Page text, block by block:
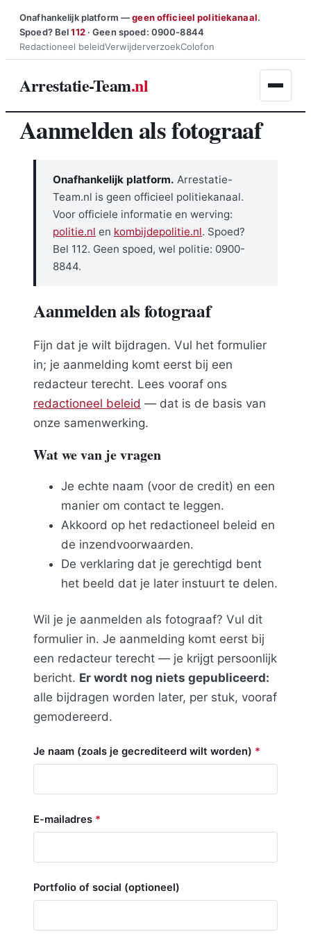
Ga
naar
Onafhankelijk platform —geen officieel politiekanaal.
Spoed? Bel112· Geen spoed: 0900-8844
Redactioneel beleidVerwijderverzoekColofon
Arrestatie-Team.nl
Aanmelden als fotograaf
Onafhankelijk platform. Arrestatie-
Team.nl is geen officieel politiekanaal.
Voor officiele informatie en werving:
politie.nl en kombijdepolitie.nl. Spoed?
Bel 112. Geen spoed, wel politie: 0900-
8844.
Aanmelden als fotograaf
Fijn dat je wilt bijdragen. Vul het formulier
in; je aanmelding komt eerst bij een
redacteur terecht. Lees vooraf ons
redactioneel beleid — dat is de basis van
onze samenwerking.
Wat we van je vragen
Je echte naam (voor de credit) en een
manier om contact te leggen.
Akkoord op het redactioneel beleid en
de inzendvoorwaarden.
De verklaring dat je gerechtigd bent
het beeld dat je later instuurt te delen.
Wil je je aanmelden als fotograaf? Vul dit
formulier in. Je aanmelding komt eerst bij
een redacteur terecht — je krijgt persoonlijk
bericht. Er wordt nog niets gepubliceerd:
alle bijdragen worden later, per stuk, vooraf
gemodereerd.
Je naam (zoals je gecrediteerd wilt worden) *
E-mailadres *
Portfolio of social (optioneel)